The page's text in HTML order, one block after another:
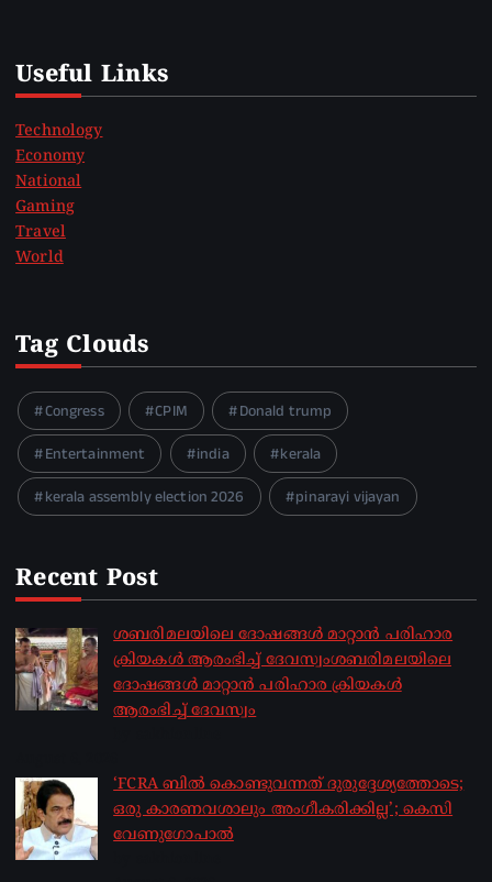
Useful Links
Technology
Economy
National
Gaming
Travel
World
Tag Clouds
Congress CPIM
Donald trump
Entertainment
india
kerala
kerala assembly election 2026
pinarayi vijayan
Recent Post
ശബരിമലയിലെ ദോഷങ്ങൾ മാറ്റാൻ പരിഹാര
ക്രിയകൾ ആരംഭിച്ച് ദേവസ്വംശബരിമലയിലെ
ദോഷങ്ങൾ മാറ്റാൻ പരിഹാര ക്രിയകൾ
ആരംഭിച്ച് ദേവസ്വം
‘FCRA ബിൽ കൊണ്ടുവന്നത് ദുരുദ്ദേശ്യത്തോടെ;
ഒരു കാരണവശാലും അം​ഗീകരിക്കില്ല’; കെസി
വേണു​ഗോപാൽ